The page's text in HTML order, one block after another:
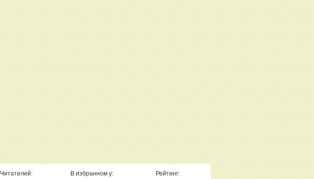
Читателей: В избранном у: Рейтинг: